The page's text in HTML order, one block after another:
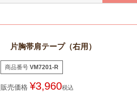
片胸帯肩テープ（右用）
商品番号 VM7201-R
販売価格 ¥3,960税込